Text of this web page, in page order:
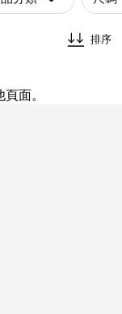
排序
面。